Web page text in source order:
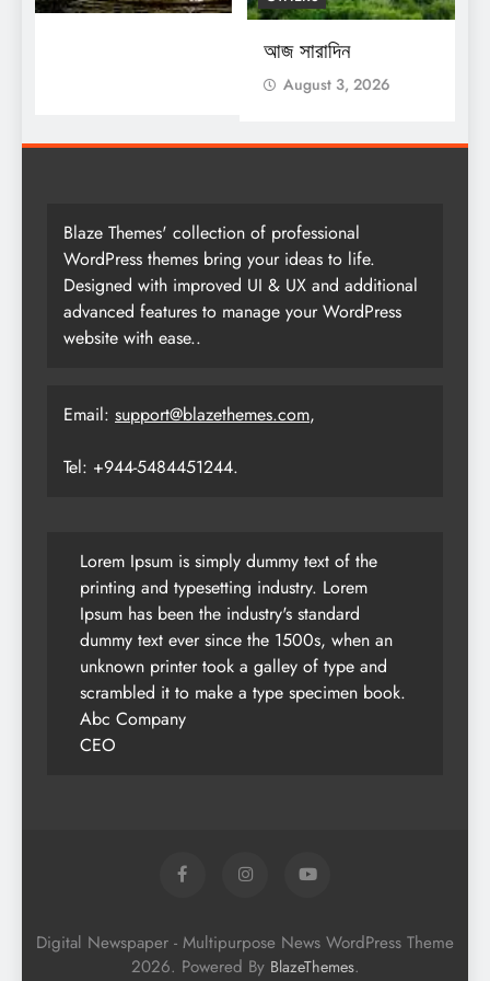
Blaze Themes' collection of professional
WordPress themes bring your ideas to life.
Designed with improved UI & UX and additional
advanced features to manage your WordPress
website with ease..
Email: support@blazethemes.com,
Tel: +944-5484451244.
Lorem Ipsum is simply dummy text of the
printing and typesetting industry. Lorem
Ipsum has been the industry's standard
dummy text ever since the 1500s, when an
unknown printer took a galley of type and
scrambled it to make a type specimen book.
Abc Company
CEO
Digital Newspaper - Multipurpose News WordPress Theme
2026. Powered By BlazeThemes.